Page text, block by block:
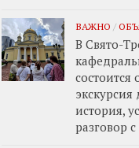
ВАЖНО /
В Свято-
история,
разговор